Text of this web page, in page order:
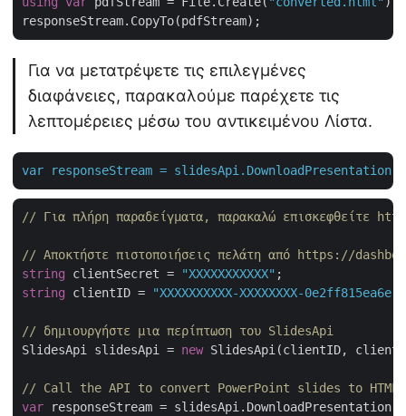
Για να μετατρέψετε τις επιλεγμένες
διαφάνειες, παρακαλούμε παρέχετε τις
λεπτομέρειες μέσω του αντικειμένου Λίστα.
var responseStream =
// Για πλήρη παραδείγματα, παρακαλώ επισκεφθείτε
// Αποκτήστε πιστοποιήσεις πελάτη από https://
string clientSecret = "XXXXXXXXXXX"
string clientID = "XXXXXXXXXX-XXXXXXXX-0e2ff815ea6e"
// δημιουργήστε μια περίπτωση του SlidesApi
SlidesApi slidesApi = new SlidesApi(clientID,
// Call the API to convert PowerPoint slides to HTML
var responseStream = slidesApi.DownloadPresentation(